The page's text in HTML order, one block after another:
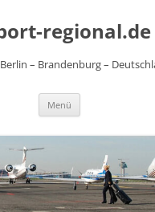
regional.de
– Brandenburg –
Menü